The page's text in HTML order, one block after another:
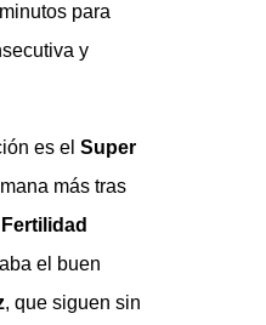
para
y
es el Super
más tras
el buen
, que siguen sin